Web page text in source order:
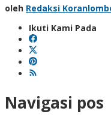
oleh Redaksi
Ikuti Kami Pada
Navigasi pos